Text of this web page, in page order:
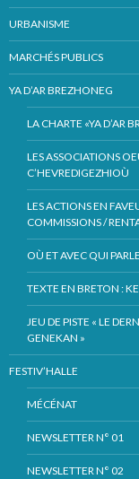
URBANISME
MARCHÉS PUBLICS
YA D’AR BREZHONEG
LA CHARTE «YA D’AR
LES ASSOCIATIONS
C’HEVREDIGEZHIOÙ
LES ACTIONS EN
COMMISSIONS /
OÙ ET AVEC QUI
TEXTE EN BRETON :
JEU DE PISTE « LE
GENEKAN »
FESTIV’HALLE
MÉCÉNAT
NEWSLETTER N° 01
NEWSLETTER N° 02